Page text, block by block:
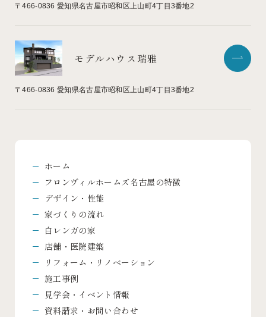
〒466-0836 愛知県名古屋市昭和区上山町4丁目3番地2
モデルハウス瑞雅
〒466-0836 愛知県名古屋市昭和区上山町4丁目3番地2
ホーム
フロンヴィルホームズ名古屋の特徴
デザイン・性能
家づくりの流れ
白レンガの家
店舗・医院建築
リフォーム・リノベーション
施工事例
見学会・イベント情報
資料請求・お問い合わせ